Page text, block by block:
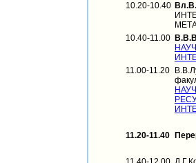
10.20-10.40
10.40-11.00
11.00-11.20
11.20-11.40